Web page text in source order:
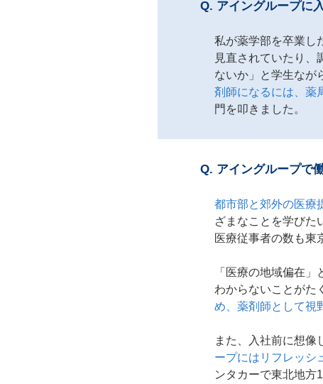
Q. アイングループに
私が薬学部を卒業し
見直されていたり、
ないか」と学生なが
剤師になるには、薬
門を叩きました。
Q. アイングループで
都市部と郊外の医療
ざまなことを学びた
医療従事者の数も東
「医療の地域偏在
わからないことがた
め、薬剤師として視
また、入社前に想像
ープにはリフレッシ
ンタカーで東北地方